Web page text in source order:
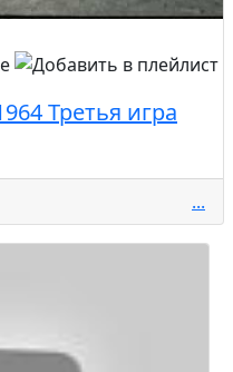
Третья игра
...